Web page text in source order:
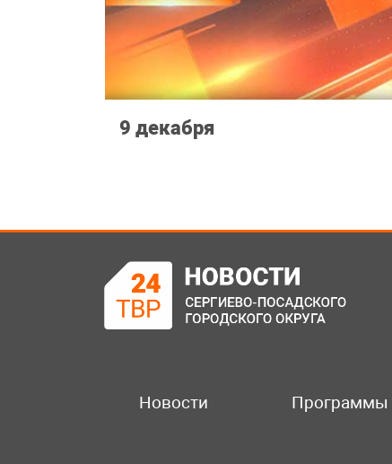
9 декабря
Новости Программы